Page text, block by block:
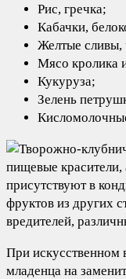
Рис, гречка;
Кабачки,
Желтые сливы,
Мясо кролика
Кукуруза;
Зелень
пищевые красители,
присутствуют в
фруктов из других
вредителей,
При искусственном
младенца на